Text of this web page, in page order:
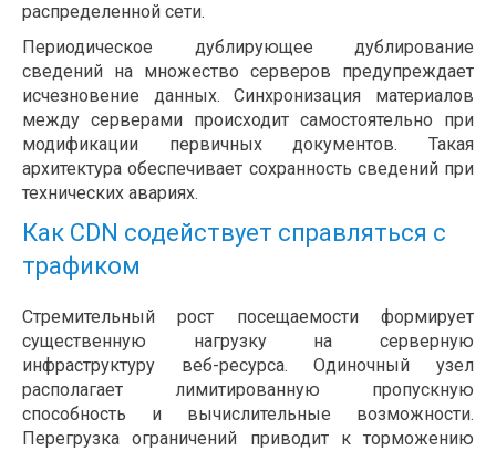
распределенной сети.
Периодическое дублирующее дублирование
сведений на множество серверов предупреждает
исчезновение данных. Синхронизация материалов
между серверами происходит самостоятельно при
модификации первичных документов. Такая
архитектура обеспечивает сохранность сведений при
технических авариях.
Как CDN содействует справляться с
трафиком
Стремительный рост посещаемости формирует
существенную нагрузку на серверную
инфраструктуру веб-ресурса. Одиночный узел
располагает лимитированную пропускную
способность и вычислительные возможности.
Перегрузка ограничений приводит к торможению